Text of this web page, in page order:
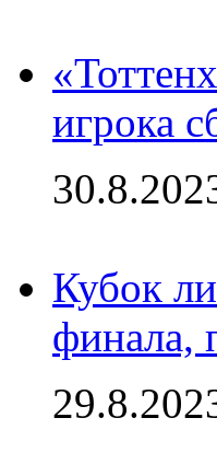
игрока
Кубок
финала,